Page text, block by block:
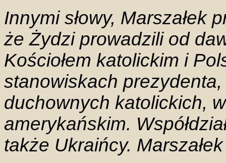
Innymi słowy, Marszałek
że Żydzi prowadzili od
Kościołem katolickim i
stanowiskach
duchownych katolickich,
amerykańskim.
także Ukraińcy.